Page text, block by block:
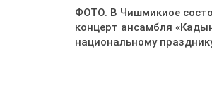
ФОТО. В Чишмикиое
концерт ансамбля
национальному